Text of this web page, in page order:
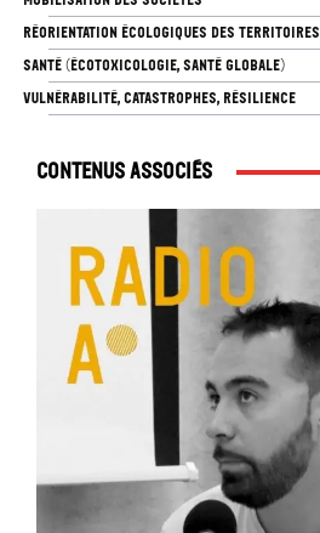
RÉORIENTATION ÉCOLOGIQUES DES TERRITOIRES
SANTÉ (ÉCOTOXICOLOGIE, SANTÉ GLOBALE)
VULNÉRABILITÉ, CATASTROPHES, RÉSILIENCE
Contenus associés